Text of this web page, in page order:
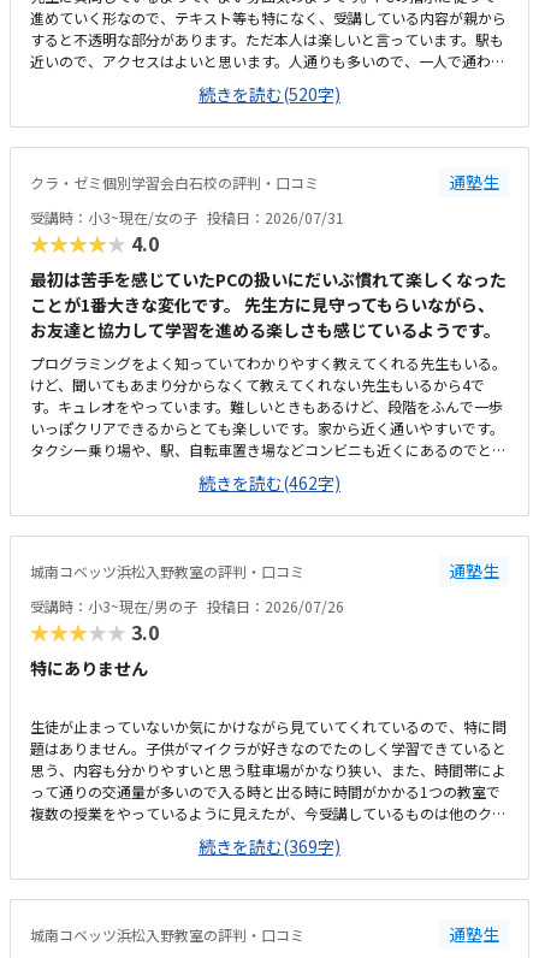
進めていく形なので、テキスト等も特になく、受講している内容が親から
すると不透明な部分があります。ただ本人は楽しいと言っています。駅も
近いので、アクセスはよいと思います。人通りも多いので、一人で通わせ
てもそんなに問題ないかと思います。ただビルが少し古いので、子供から
すると怖いかもしれません。高校受験を主とする塾なので、小2の息子か
らすると静かかなと思います。ただそのぶん騒がずいるようなので、雰囲
気は悪くないと思います。プログラミングで一万円は安いと思います。た
だ習得できる内容次第かと思うので、これから様子を見たいと思います。
体験のとき、PCの不具合でスタートが遅くなり、所定の時間よりも受講
時間が短くなってしまったことがありました。その際お電話いただき、少
し延長してもいいですかとご相談いただきました。時間がきたら終わり、
とせずにご対応いただけたのでうれしかったです。今のところ特にありま
せんが、授業内容が不透明なので習熟度がわからないところでしょうか。
ただ本人は楽しそうに通っています。特にありません。
続きを読む(520字)
クラ・ゼミ個別学習会白石校の評判・口コミ 通塾生
受講時：小3~現在/女の子 投稿日：2026/07/31
★★★★★ 4.0
最初は苦手を感じていたPCの扱いにだいぶ慣れて楽しくなった
ことが1番大きな変化です。 先生方に見守ってもらいながら、
お友達と協力して学習を進める楽しさも感じているようです。
プログラミングをよく知っていてわかりやすく教えてくれる先生もいる。
けど、聞いてもあまり分からなくて教えてくれない先生もいるから4で
す。キュレオをやっています。難しいときもあるけど、段階をふんで一歩
いっぽクリアできるからとても楽しいです。家から近く通いやすいです。
タクシー乗り場や、駅、自転車置き場などコンビニも近くにあるのでとて
も便利です。部屋はスッキリしていてきれいで勉強しやすいです。前に仕
切りもあるから集中できる。温度も聞いて調整してくれるから、過ごしや
すいです。教えてもらう時とそうでない時がある様子なので、あまり教え
てもらわない場合には料金的には高いと感じます。先生方がやさしくて和
やかな雰囲気の中、お友達とも教え合ったりしながらマイペースに学習で
きるので、喜んで通っています。トイレが教室から見えない離れた場所に
あり、クラゼミやビル関係以外の方も(屋外からも自由に入れる)使えるの
で、ひとりでトイレに行かせるのがかなり心配です。学校と違って急かさ
れることなくじっくり考えながら学習できるのが嬉しいと言っています。
続きを読む(462字)
城南コベッツ浜松入野教室の評判・口コミ 通塾生
受講時：小3~現在/男の子 投稿日：2026/07/26
★★★★★ 3.0
特にありません
生徒が止まっていないか気にかけながら見ていてくれているので、特に問
題はありません。子供がマイクラが好きなのでたのしく学習できていると
思う、内容も分かりやすいと思う駐車場がかなり狭い、また、時間帯によ
って通りの交通量が多いので入る時と出る時に時間がかかる1つの教室で
複数の授業をやっているように見えたが、今受講しているものは他のクラ
スとかぶっていないので気にはしていないこのくらいの金額はかかるもの
だと思う、特に不満はないです。回数も週一回で特に不満は無いです。静
かな雰囲気で学習できるのはよい、先生も生徒がつまづいていないか気に
かけながらされているので問題ないです部屋が1つしかなく、他の授業と
かぶっていると声が聞こえて集中できないなどの心配がある程度です特に
ありません
続きを読む(369字)
城南コベッツ浜松入野教室の評判・口コミ 通塾生